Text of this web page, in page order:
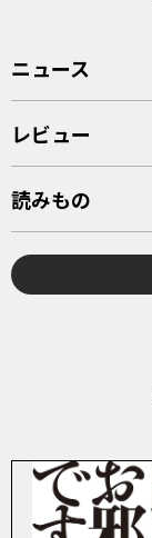
ニュース
レビュー
読みもの